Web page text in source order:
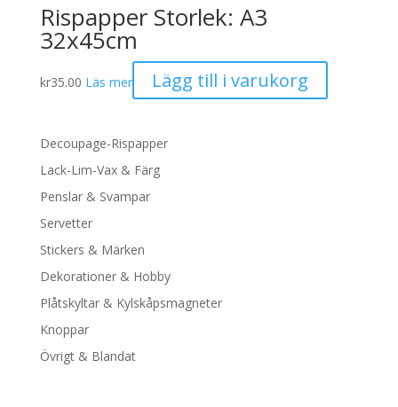
Rispapper Storlek: A3
32x45cm
kr35.00 Läs mer Lägg till i varukorg
Decoupage-Rispapper
Lack-Lim-Vax & Färg
Penslar & Svampar
Servetter
Stickers & Märken
Dekorationer & Hobby
Plåtskyltar & Kylskåpsmagneter
Knoppar
Övrigt & Blandat